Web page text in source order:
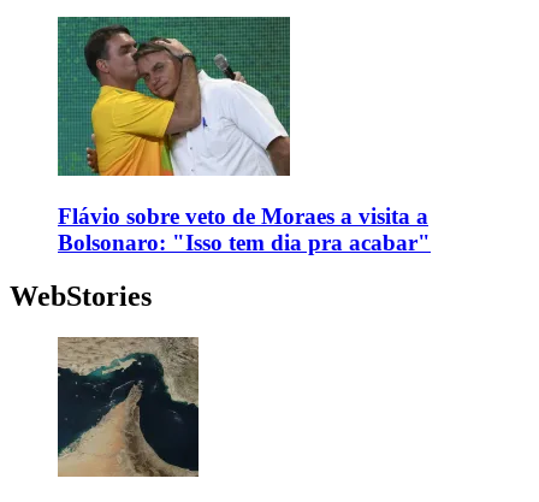
Flávio sobre veto de Moraes a visita a
Bolsonaro: "Isso tem dia pra acabar"
WebStories